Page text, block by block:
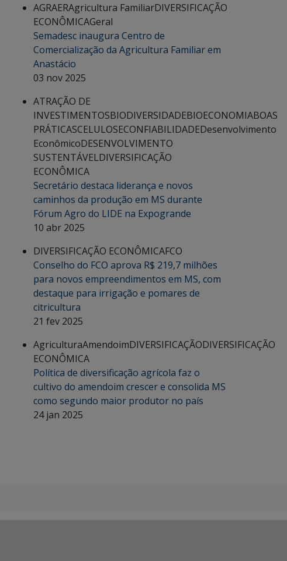
AGRAERAgricultura FamiliarDIVERSIFICAÇÃO
ECONÔMICAGeral
Semadesc inaugura Centro de
Comercialização da Agricultura Familiar em
Anastácio
03 nov 2025
ATRAÇÃO DE
INVESTIMENTOSBIODIVERSIDADEBIOECONOMIABOAS
PRÁTICASCELULOSECONFIABILIDADEDesenvolvimento
EconômicoDESENVOLVIMENTO
SUSTENTÁVELDIVERSIFICAÇÃO
ECONÔMICA
Secretário destaca liderança e novos
caminhos da produção em MS durante
Fórum Agro do LIDE na Expogrande
10 abr 2025
DIVERSIFICAÇÃO ECONÔMICAFCO
Conselho do FCO aprova R$ 219,7 milhões
para novos empreendimentos em MS, com
destaque para irrigação e pomares de
citricultura
21 fev 2025
AgriculturaAmendoimDIVERSIFICAÇÃODIVERSIFICAÇÃO
ECONÔMICA
Política de diversificação agrícola faz o
cultivo do amendoim crescer e consolida MS
como segundo maior produtor no país
24 jan 2025